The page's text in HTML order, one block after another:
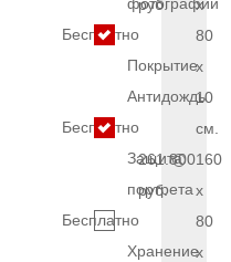
Бесплатно
Покрытие
Антидождь
Бесплатно
Защита
портрета
Бесплатно
Хранение
руб.
x
80
x
10
см.
261.800
руб.
160
x
80
x